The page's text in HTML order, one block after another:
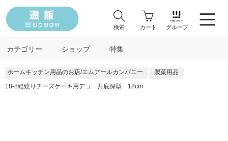
検索 カート グループ
カテゴリー ショップ 特集
ホームキッチン用品のお店/エムアールカンパニー
製菓用品
18-8総絞りチーズケーキ用デコ 共底深型 18cm